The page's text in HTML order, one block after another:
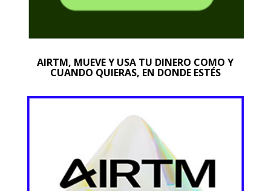
AIRTM, MUEVE Y USA TU DINERO COMO Y
CUANDO QUIERAS, EN DONDE ESTÉS